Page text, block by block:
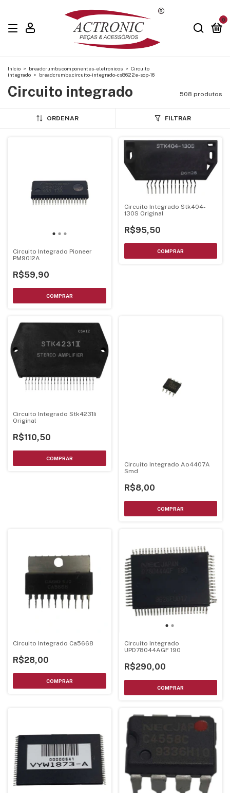
0
Início > breadcrumbs.componentes-eletronicos > Circuito
integrado > breadcrumbs.circuito-integrado-cs8622e-sop-16
Circuito integrado 508 produtos
ORDENAR FILTRAR
Circuito Integrado Pioneer
PM9012A
R$59,90
Circuito Integrado Stk404-
130S Original
R$95,50
Circuito Integrado Stk4231Ii
Original
R$110,50
Circuito Integrado Ao4407A
Smd
R$8,00
Circuito Integrado Ca5668
R$28,00
Circuito Integrado
UPD78044AGF 190
R$290,00